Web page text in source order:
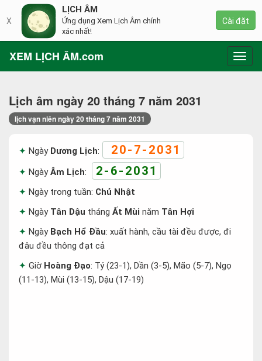
XEM LỊCH ÂM.com
Lịch âm ngày 20 tháng 7 năm 2031
lịch vạn niên ngày 20 tháng 7 năm 2031
Ngày Dương Lịch: 20-7-2031
NgàyÂm Lịch: 2-6-2031
Ngày trong tuần: Chủ Nhật
Ngày Tân Dậu tháng Ất Mùi năm Tân Hợi
Ngày Bạch Hổ Đầu: xuất hành, cầu tài đều được, đi
đâu đều thông đạt cả
Giờ Hoàng Đạo: Tý (23-1), Dần (3-5), Mão (5-7), Ngọ
(11-13), Mùi (13-15), Dậu (17-19)
X
LỊCH ÂM
Ứng dụng Xem Lịch Âm chính
xác nhất!
Cài đặt